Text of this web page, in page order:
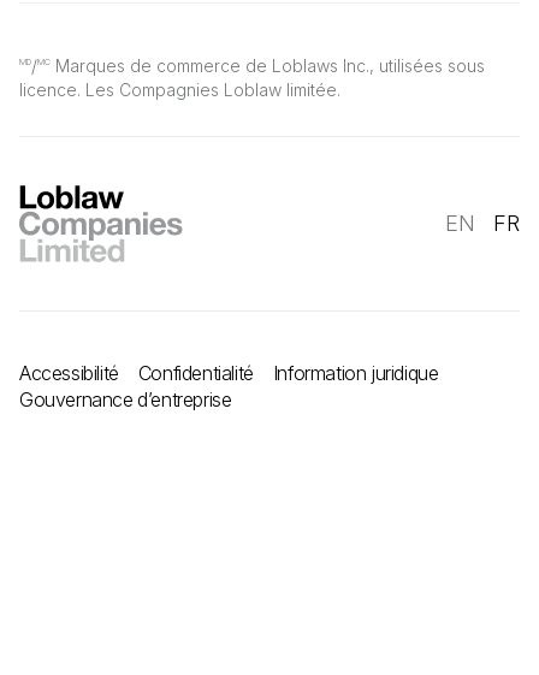
MD/MC Marques de commerce de Loblaws Inc., utilisées sous
licence. Les Compagnies Loblaw limitée.
EN FR
Accessibilité Confidentialité
Information juridique
Gouvernance d’entreprise